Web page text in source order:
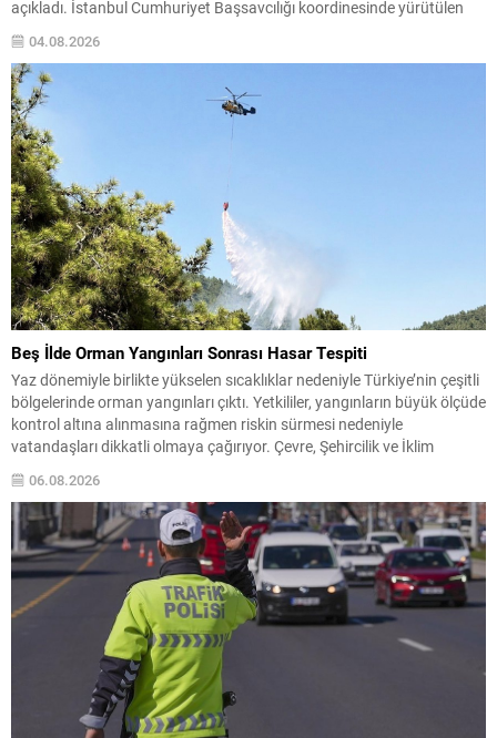
açıkladı. İstanbul Cumhuriyet Başsavcılığı koordinesinde yürütülen
soruşturma ve emniyet operasyonlarının sahada etkin şekilde
uygulandığını belirtti. Soruşturmada, düşük bedelli gayrimenkullerin
sahte ekspertiz raporlarıyla değeri yükseltilerek muvazaalı satış
yoluyla...
04.08.2026
Beş İlde Orman Yangınları Sonrası Hasar Tespiti
Yaz dönemiyle birlikte yükselen sıcaklıklar nedeniyle Türkiye’nin çeşitli
bölgelerinde orman yangınları çıktı. Yetkililer, yangınların büyük ölçüde
kontrol altına alınmasına rağmen riskin sürmesi nedeniyle
vatandaşları dikkatli olmaya çağırıyor. Çevre, Şehircilik ve İklim
sonuçlarını paylaştı ve etkilenenlerin yanında olunacağını vurguladı.
Kayıtlar ve tespit...
06.08.2026